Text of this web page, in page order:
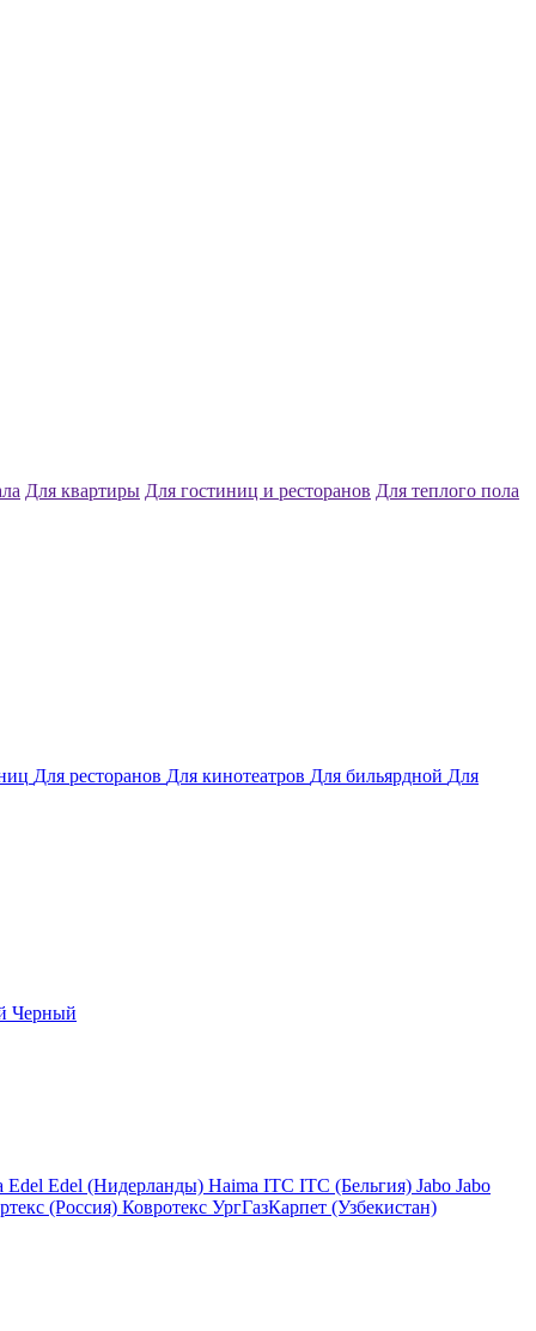
Для квартиры Для гостиниц и ресторанов Для теплого пола
Для ресторанов Для кинотеатров Для бильярдной Для
Черный
Edel Edel (Нидерланды) Haima ITC ITC (Бельгия) Jabo Jabo
(Россия) Ковротекс УргГазКарпет (Узбекистан)